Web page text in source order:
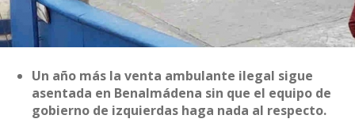
Un año más la venta ambulante ilegal sigue
asentada en Benalmádena sin que el equipo de
gobierno de izquierdas haga nada al respecto.